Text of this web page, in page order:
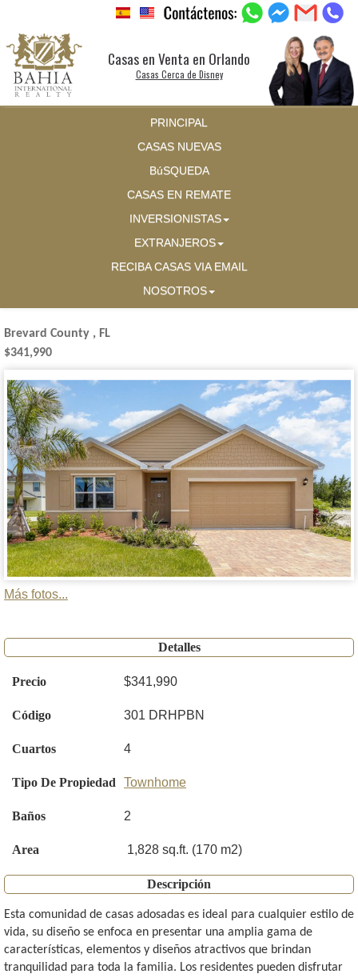
Casas en Venta en Orlando
Casas Cerca de Disney
PRINCIPAL
CASAS NUEVAS
BúSQUEDA
CASAS EN REMATE
INVERSIONISTAS
EXTRANJEROS
RECIBA CASAS VIA EMAIL
NOSOTROS
Brevard County , FL
$341,990
Más fotos...
Detalles
Precio $341,990
Código 301 DRHPBN
Cuartos 4
Tipo De Propiedad Townhome
Baños 2
Area 1,828 sq.ft. (170 m2)
Descripción
Esta comunidad de casas adosadas es ideal para cualquier estilo de
vida, su diseño se enfoca en presentar una amplia gama de
características, elementos y diseños atractivos que brindan
tranquilidad para toda la familia. Los residentes pueden disfrutar